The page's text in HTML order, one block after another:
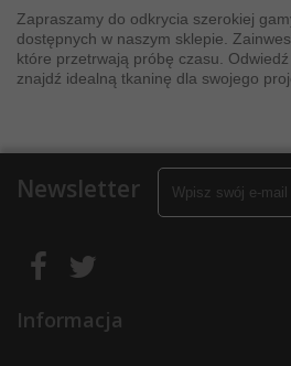
Zapraszamy do odkrycia szerokiej
dostępnych w naszym sklepie.
które przetrwają próbę czasu.
znajdź idealną tkaninę dla swojego
Newsletter
Informacja